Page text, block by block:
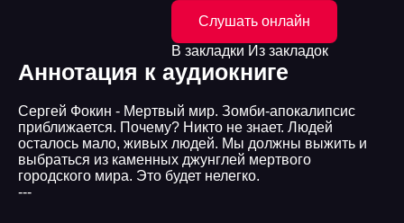
Слушать онлайн
В закладки Из закладок
Аннотация к аудиокниге
Сергей Фокин - Мертвый мир. Зомби-апокалипсис
приближается. Почему? Никто не знает. Людей
осталось мало, живых людей. Мы должны выжить и
выбраться из каменных джунглей мертвого
городского мира. Это будет нелегко.
---